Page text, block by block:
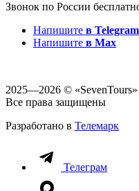
Звонок по России
Напишите в Telegram
Напишите в Max
2025—2026 ©
Все права защищены
Разработано в Телемарк
Телеграм